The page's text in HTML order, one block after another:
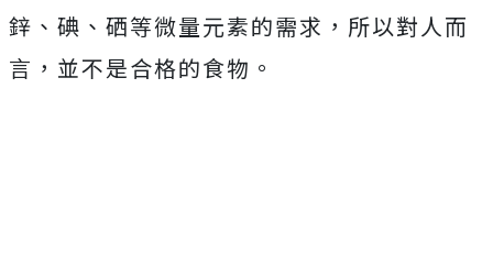
鋅、碘、硒等微量元素的需求，所以對人而
言，並不是合格的食物。